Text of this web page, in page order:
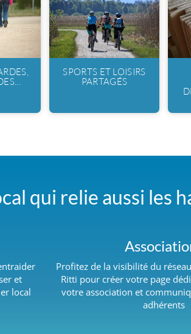
SPORTS ET LOISIRS
PARTAGÉS
qui relie aussi les
et
local
Profitez de la visibilité du
Ritti pour créer votre page
votre association et
adhérents